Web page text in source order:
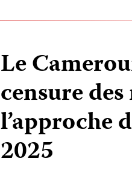
Le
censure
l’approche
2025